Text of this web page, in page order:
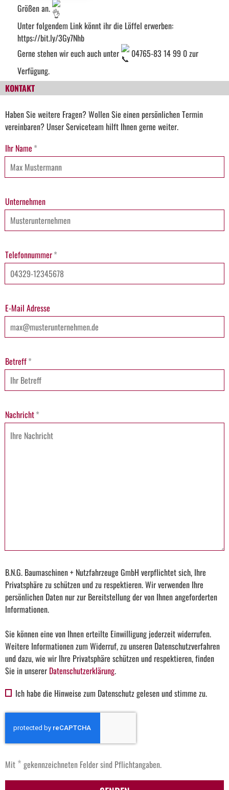
Größen an.
Unter folgendem Link könnt ihr die Löffel erwerben:
https://bit.ly/3Gy7Nhb
Gerne stehen wir euch auch unter
04765-83 14 99 0 zur
Verfügung.
KONTAKT
Haben Sie weitere Fragen? Wollen Sie einen persönlichen Termin
vereinbaren? Unser Serviceteam hilft Ihnen gerne weiter.
Ihr Name *
Unternehmen
Telefonnummer*
E-Mail Adresse
Betreff*
Nachricht*
B.N.G. Baumaschinen + Nutzfahrzeuge GmbH verpflichtet sich, Ihre
Privatsphäre zu schützen und zu respektieren. Wir verwenden Ihre
persönlichen Daten nur zur Bereitstellung der von Ihnen angeforderten
Informationen.
Sie können eine von Ihnen erteilte Einwilligung jederzeit widerrufen.
Weitere Informationen zum Widerruf, zu unseren Datenschutzverfahren
und dazu, wie wir Ihre Privatsphäre schützen und respektieren, finden
Sie in unserer Datenschutzerklärung.
Ich habe die Hinweise zum Datenschutz gelesen und stimme zu.
Mit * gekennzeichneten Felder sind Pflichtangaben.